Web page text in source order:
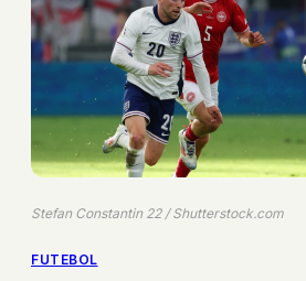
Stefan Constantin 22 / Shutterstock.com
FUTEBOL